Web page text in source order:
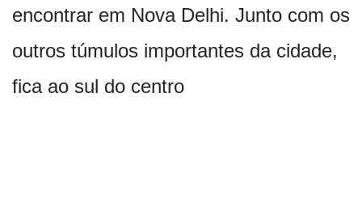
encontrar em Nova Delhi. Junto com os
outros túmulos importantes da cidade,
fica ao sul do centro